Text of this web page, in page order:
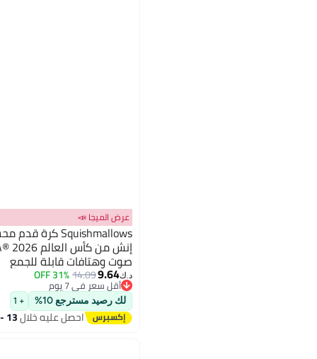
عرض الميجا 📣
صوت وهتافات قابلة للجمع
د.ك‏9.64
14.09
31% OFF
أقل سعر في 7 يوم
أقل سعر في 7 يوم
لك رصيد مسترجع 10% + 1
احصل عليه خلال13 - 14 اغسطس